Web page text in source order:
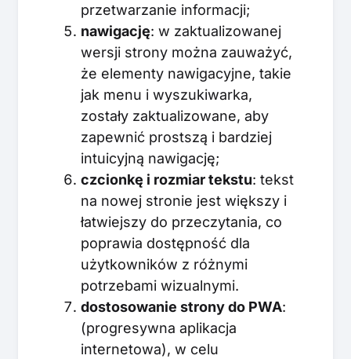
przetwarzanie informacji;
nawigację: w zaktualizowanej
wersji strony można zauważyć,
że elementy nawigacyjne, takie
jak menu i wyszukiwarka,
zostały zaktualizowane, aby
zapewnić prostszą i bardziej
intuicyjną nawigację;
czcionkę i rozmiar tekstu: tekst
na nowej stronie jest większy i
łatwiejszy do przeczytania, co
poprawia dostępność dla
użytkowników z różnymi
potrzebami wizualnymi.
dostosowanie strony do PWA:
(progresywna aplikacja
internetowa), w celu